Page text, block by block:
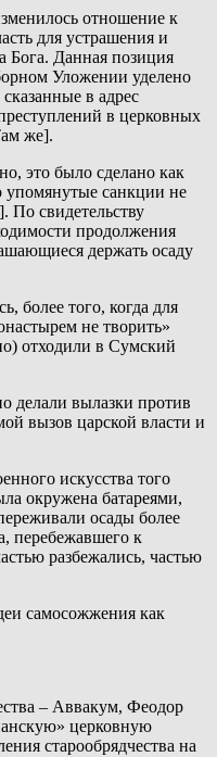
отношение к
для устрашения и
Бога. Данная позиция
Уложении уделено
в адрес
в церковных
же].
это было сделано как
упомянутые санкции не
По свидетельству
продолжения
держать осаду
более того, когда для
не творить»
отходили в Сумский
делали вылазки против
вызов царской власти и
искусства того
окружена батареями,
осады более
перебежавшего к
разбежались, частью
самосожжения как
– Аввакум, Феодор
церковную
старообрядчества на